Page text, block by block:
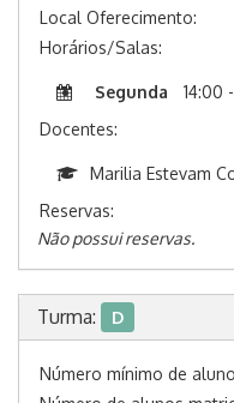
Local Oferecimento:
Horários/Salas:
Segunda
14:00
Docentes:
Marilia Estevam
Reservas:
Não possui reservas.
Turma: D
Número mínimo de